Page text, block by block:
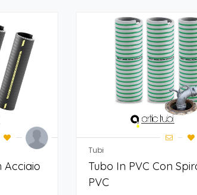
Acciaio
Tubi
Tubo In PVC Con
PVC